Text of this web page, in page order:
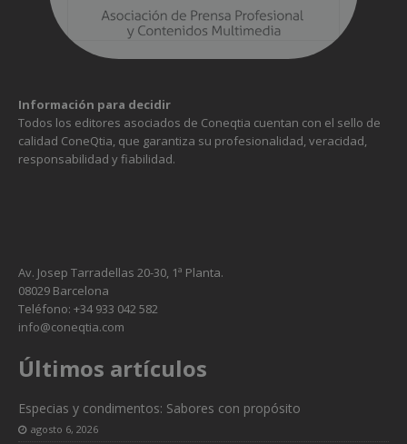
Información para decidir
Todos los editores asociados de Coneqtia cuentan con el sello de
calidad ConeQtia, que garantiza su profesionalidad, veracidad,
responsabilidad y fiabilidad.
Av. Josep Tarradellas 20-30, 1ª Planta.
08029 Barcelona
Teléfono: +34 933 042 582
info@coneqtia.com
Últimos artículos
Especias y condimentos: Sabores con propósito
agosto 6, 2026